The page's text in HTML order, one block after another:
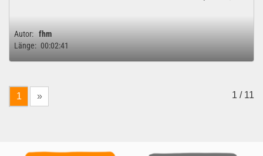
Autor: fhm
Länge: 00:02:41
1 » 1 / 11